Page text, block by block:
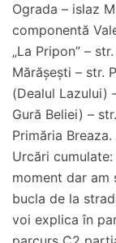
Ograda – islaz
componentă
„La Pripon” –
Mărășești – str.
(Dealul Lazului)
Gură Beliei) –
Primăria
Urcări
moment dar am
bucla de la
voi explica în